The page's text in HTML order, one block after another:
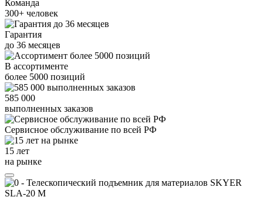
Команда
300+ человек
Гарантия
до 36 месяцев
В ассортименте
более 5000 позиций
585 000
выполненных заказов
Сервисное обслуживание по всей РФ
15 лет
на рынке